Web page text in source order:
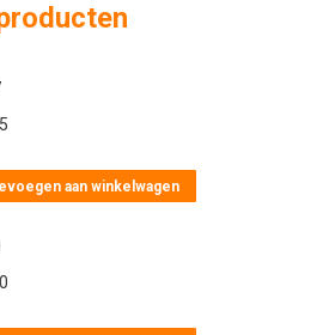
aan winkelwagen